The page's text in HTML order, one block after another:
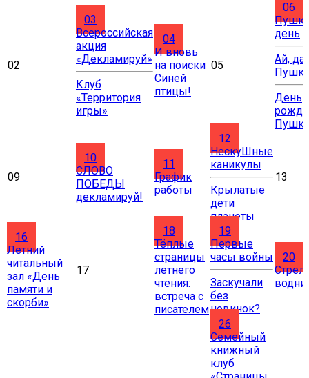
02
03
Всероссийская
акция
«Декламируй»
Клуб
«Территория
игры»
04
И вновь
на поиски
Синей
птицы!
05
06
день
Ай, да
День
09
10
СЛОВО
ПОБЕДЫ
декламируй!
11
График
работы
12
НескуШные
каникулы
Крылатые
дети
планеты
13
16
Летний
читальный
зал «День
памяти и
скорби»
17
18
Тёплые
страницы
летнего
чтения:
встреча с
писателем
19
Первые
часы войны
Заскучали
без
новинок?
20
26
Cемейный
книжный
клуб